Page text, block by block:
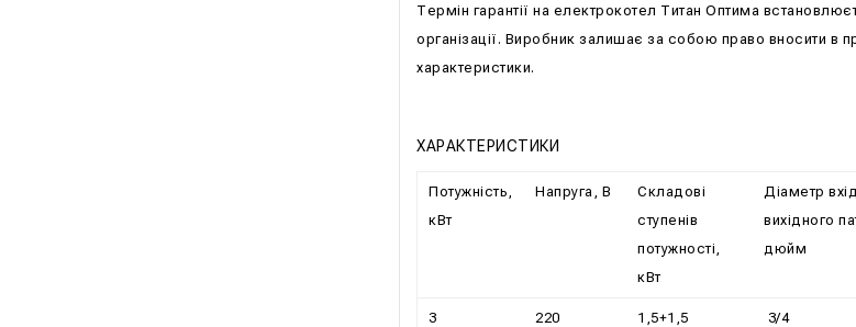
Термін гарантії на електрокотел Титан Оптима
організації. Виробник залишає за собою право вносити в
характеристики.
ХАРАКТЕРИСТИКИ
Потужність,
кВт
Напруга, В
Складові
ступенів
потужності,
кВт
Діаметр
вихідного
дюйм
3 220 1,5+1,5 3/4